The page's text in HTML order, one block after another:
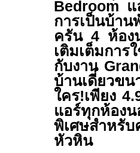
Bedroom แ
การเป็นบ้า
ครัน 4 ห้อง
เติมเต็มการ
กับงาน
บ้านเดี่ยวข
ใคร!เพียง
แอร์ทุกห้อง
พิเศษสำหรับ
หัวหิน